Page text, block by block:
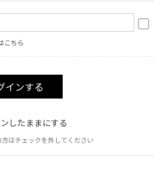
こちら
したままにする
はチェックを外してください